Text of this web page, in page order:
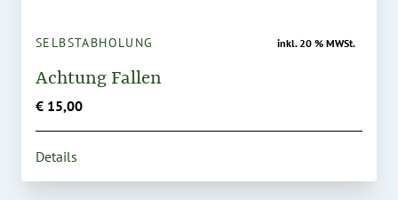
SELBSTABHOLUNG inkl. 20 % MWSt.
Achtung Fallen
€ 15,00
Details